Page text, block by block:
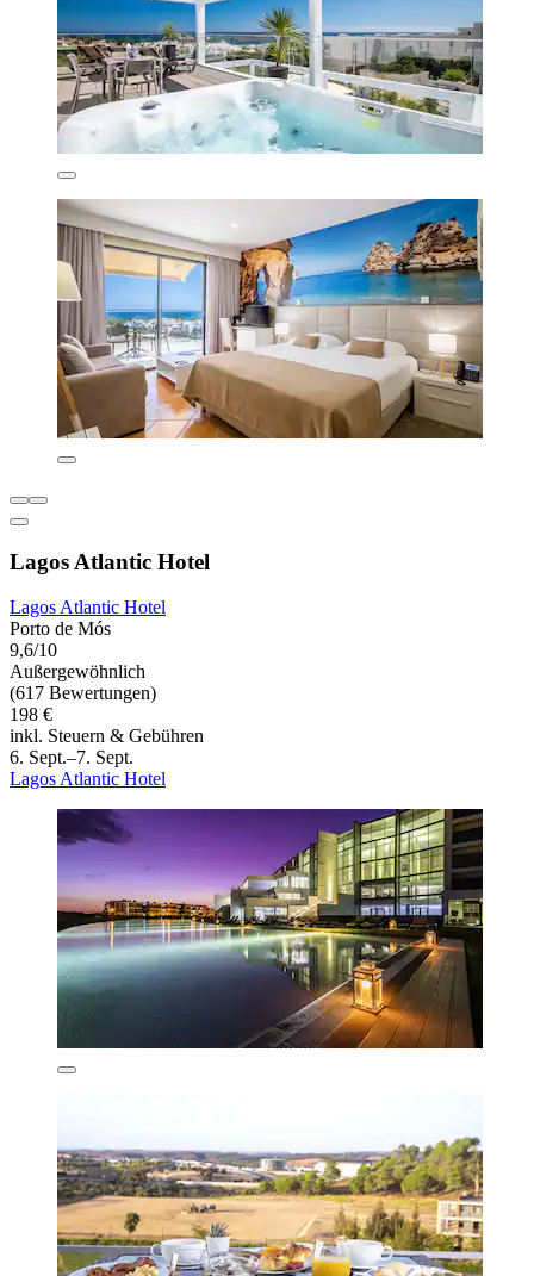
Lagos Atlantic Hotel
Lagos Atlantic Hotel
Porto de Mós
9,6/10
Außergewöhnlich
(617 Bewertungen)
198 €
inkl. Steuern & Gebühren
6. Sept.–7. Sept.
Lagos Atlantic Hotel